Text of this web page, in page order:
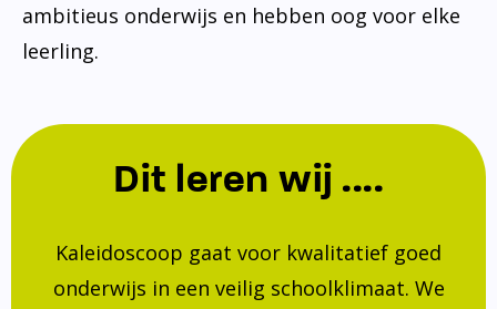
ambitieus onderwijs en hebben oog voor elke
leerling.
Dit leren wij ....
Kaleidoscoop gaat voor kwalitatief goed
onderwijs in een veilig schoolklimaat. We